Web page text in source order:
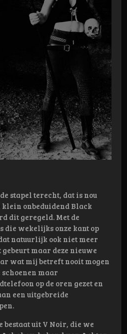
stapel terecht, dat is nou
klein onbeduidend Black
dit geregeld. Met de
die wekelijks onze kant op
natuurlijk ook niet meer
maar deze nieuwe
wat mij betreft nooit mogen
schoenen maar
op de oren gezet en
een uitgebreide
bestaat uit V Noir, die we